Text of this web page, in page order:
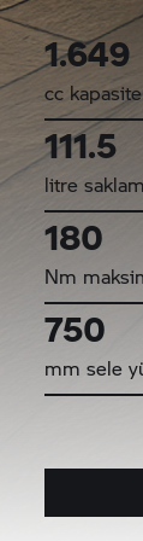
1.649
cc kapasite
111.5
litre
180
Nm
750
mm sele